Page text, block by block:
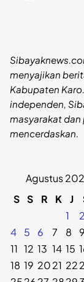
menyajikan
Kabupaten
independen,
masyarakat
mencerdaskan.
Agustus
S S R K J
1
2
4
5 6 7 8 9
11 12 13 14 15
18 19 2021 22